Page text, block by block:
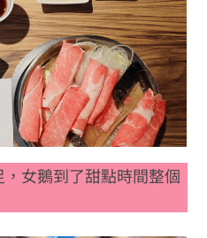
女鵝到了甜點時間整個